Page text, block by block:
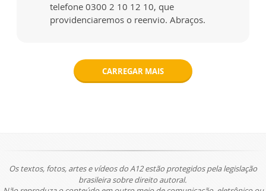
telefone 0300 2 10 12 10, que
providenciaremos o reenvio. Abraços.
CARREGAR MAIS
Os textos, fotos, artes e vídeos do A12 estão protegidos pela legislação
brasileira sobre direito autoral.